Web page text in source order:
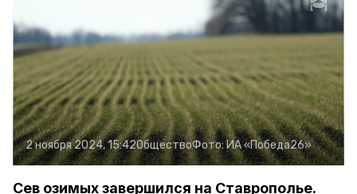
2 ноября 2024, 15:42ОбществоФото:ИА «Победа26»
Сев озимых завершился на Ставрополье.